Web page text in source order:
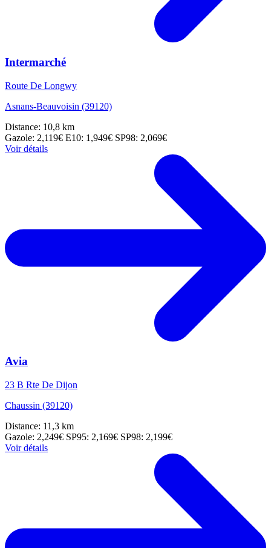
Intermarché
Route De Longwy
Asnans-Beauvoisin (39120)
Distance: 10,8 km
Gazole: 2,119€ E10: 1,949€ SP98: 2,069€
Voir détails
Avia
23 B Rte De Dijon
Chaussin (39120)
Distance: 11,3 km
Gazole: 2,249€ SP95: 2,169€ SP98: 2,199€
Voir détails